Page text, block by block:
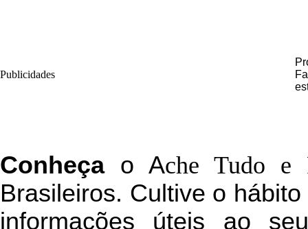
Publicidades
Conheçao Ache Tudo e
Brasileiros. Cultive o
informações úteis ao